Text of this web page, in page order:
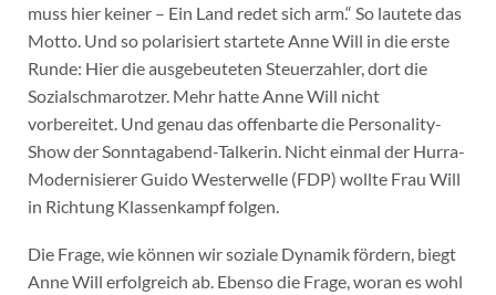
muss hier keiner – Ein Land redet sich arm.“ So lautete das
Motto. Und so polarisiert startete Anne Will in die erste
Runde: Hier die ausgebeuteten Steuerzahler, dort die
Sozialschmarotzer. Mehr hatte Anne Will nicht
vorbereitet. Und genau das offenbarte die Personality-
Show der Sonntagabend-Talkerin. Nicht einmal der Hurra-
Modernisierer Guido Westerwelle (FDP) wollte Frau Will
in Richtung Klassenkampf folgen.
Die Frage, wie können wir soziale Dynamik fördern, biegt
Anne Will erfolgreich ab. Ebenso die Frage, woran es wohl